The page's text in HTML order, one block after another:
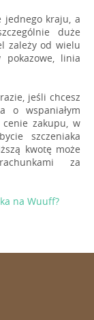
jednego kraju, a
duże
zależy od wielu
pokazowe, linia
jeśli chcesz
o wspaniałym
zakupu, w
szczeniaka
kwotę może
za
na Wuuff?